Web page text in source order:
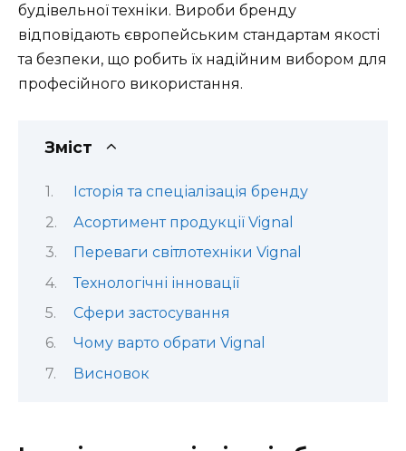
будівельної техніки. Вироби бренду
відповідають європейським стандартам якості
та безпеки, що робить їх надійним вибором для
професійного використання.
Зміст
Історія та спеціалізація бренду
Асортимент продукції Vignal
Переваги світлотехніки Vignal
Технологічні інновації
Сфери застосування
Чому варто обрати Vignal
Висновок